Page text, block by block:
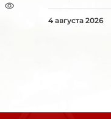
4 августа 2026